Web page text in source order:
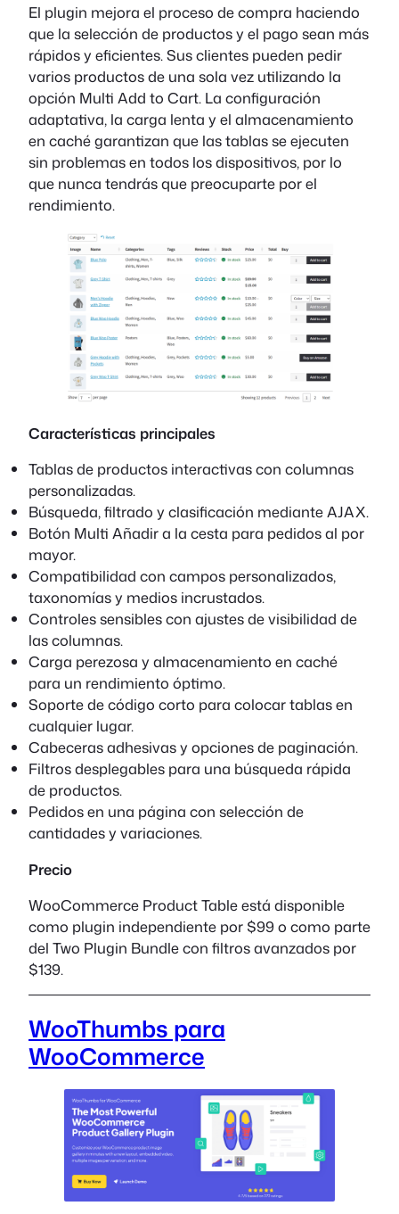
El plugin mejora el proceso de compra haciendo
que la selección de productos y el pago sean más
rápidos y eficientes. Sus clientes pueden pedir
varios productos de una sola vez utilizando la
opción Multi Add to Cart. La configuración
adaptativa, la carga lenta y el almacenamiento
en caché garantizan que las tablas se ejecuten
sin problemas en todos los dispositivos, por lo
que nunca tendrás que preocuparte por el
rendimiento.
Características principales
Tablas de productos interactivas con columnas
personalizadas.
Búsqueda, filtrado y clasificación mediante AJAX.
Botón Multi Añadir a la cesta para pedidos al por
mayor.
Compatibilidad con campos personalizados,
taxonomías y medios incrustados.
Controles sensibles con ajustes de visibilidad de
las columnas.
Carga perezosa y almacenamiento en caché
para un rendimiento óptimo.
Soporte de código corto para colocar tablas en
cualquier lugar.
Cabeceras adhesivas y opciones de paginación.
Filtros desplegables para una búsqueda rápida
de productos.
Pedidos en una página con selección de
cantidades y variaciones.
Precio
WooCommerce Product Table está disponible
como plugin independiente por $99 o como parte
del Two Plugin Bundle con filtros avanzados por
$139.
WooThumbs para
WooCommerce